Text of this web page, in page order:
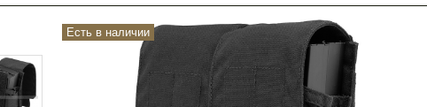
Есть в наличии